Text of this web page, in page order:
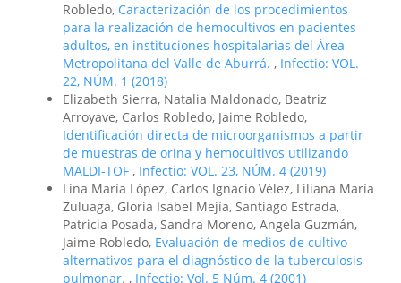
Robledo, Caracterización de los procedimientos
para la realización de hemocultivos en pacientes
adultos, en instituciones hospitalarias del Área
Metropolitana del Valle de Aburrá. , Infectio: VOL.
22, NÚM. 1 (2018)
Elizabeth Sierra, Natalia Maldonado, Beatriz
Arroyave, Carlos Robledo, Jaime Robledo,
Identificación directa de microorganismos a partir
de muestras de orina y hemocultivos utilizando
MALDI-TOF , Infectio: VOL. 23, NÚM. 4 (2019)
Lina María López, Carlos Ignacio Vélez, Liliana María
Zuluaga, Gloria Isabel Mejía, Santiago Estrada,
Patricia Posada, Sandra Moreno, Angela Guzmán,
Jaime Robledo, Evaluación de medios de cultivo
alternativos para el diagnóstico de la tuberculosis
pulmonar. , Infectio: Vol. 5 Núm. 4 (2001)